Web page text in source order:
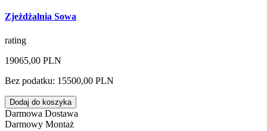
Zjeżdżalnia Sowa
rating
19065,00 PLN
Bez podatku: 15500,00 PLN
Dodaj do koszyka
Darmowa Dostawa
Darmowy Montaż